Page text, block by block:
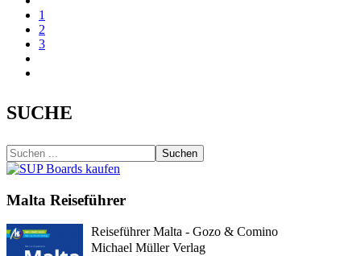
1
2
3
SUCHE
Suchen
Malta Reiseführer
Reiseführer Malta - Gozo & Comino
Michael Müller Verlag